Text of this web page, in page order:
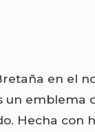
en el
un emblema
Hecha con